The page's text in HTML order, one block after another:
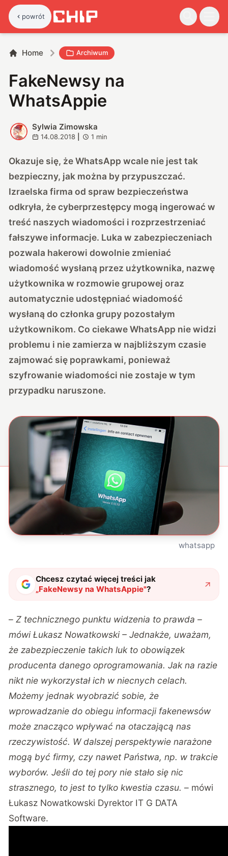
powrót
Home Archiwum
FakeNewsy na
WhatsAppie
S
Sylwia Zimowska
14.08.2018 1 min
Okazuje się, że WhatsApp wcale nie jest tak
bezpieczny, jak można by przypuszczać.
Izraelska firma od spraw bezpieczeństwa
odkryła, że cyberprzestępcy mogą ingerować w
treść naszych wiadomości i rozprzestrzeniać
fałszywe informacje. Luka w zabezpieczeniach
pozwala hakerowi dowolnie zmieniać
wiadomość wysłaną przez użytkownika, nazwę
użytkownika w rozmowie grupowej oraz
automatycznie udostępniać wiadomość
wysłaną do członka grupy pozostałym
użytkownikom. Co ciekawe WhatsApp nie widzi
problemu i nie zamierza w najbliższym czasie
zajmować się poprawkami, ponieważ
szyfrowanie wiadomości nie zostaje w tym
przypadku naruszone.
whatsapp
Chcesz czytać więcej treści jak
„FakeNewsy na WhatsAppie"?
–Z technicznego punktu widzenia to prawda –
mówi Łukasz Nowatkowski – Jednakże, uważam,
że zabezpieczenie takich luk to obowiązek
producenta danego oprogramowania. Jak na razie
nikt nie wykorzystał ich w niecnych celach.
Możemy jednak wyobrazić sobie, że
wprowadzanie do obiegu informacji fakenewsów
może znacząco wpływać na otaczającą nas
rzeczywistość. W dalszej perspektywie narażone
mogą być firmy, czy nawet Państwa, np. w trakcie
wyborów. Jeśli do tej porynie stało się nic
strasznego, to jest to tylko kwestia czasu. – mówi
Łukasz Nowatkowski Dyrektor IT G DATA
Software.